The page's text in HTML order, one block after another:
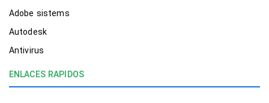
Adobe sistems
Autodesk
Antivirus
ENLACES RAPIDOS